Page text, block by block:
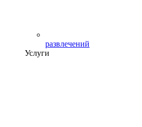
развлечений
Услуги